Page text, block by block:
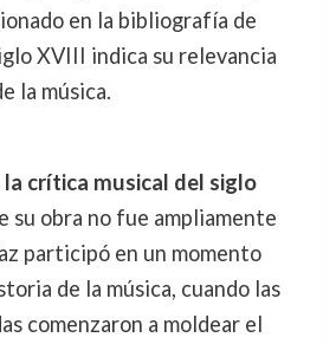
en la bibliografía de
XVIII indica su relevancia
la música.
la crítica musical del siglo
su obra no fue ampliamente
participó en un momento
de la música, cuando las
comenzaron a moldear el